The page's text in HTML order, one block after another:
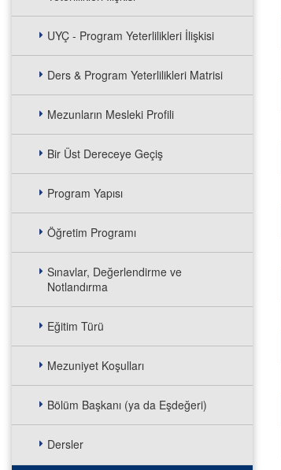
UYÇ - Program Yeterlilikleri İlişkisi
Ders & Program Yeterlilikleri Matrisi
Mezunların Mesleki Profili
Bir Üst Dereceye Geçiş
Program Yapısı
Öğretim Programı
Sınavlar, Değerlendirme ve
Notlandırma
Eğitim Türü
Mezuniyet Koşulları
Bölüm Başkanı (ya da Eşdeğeri)
Dersler